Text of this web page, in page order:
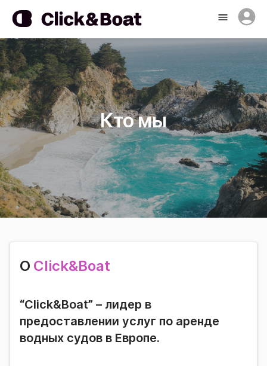
Кто мы
О Click&Boat
“Click&Boat” – лидер в
предоставлении услуг по аренде
водных судов в Европе.